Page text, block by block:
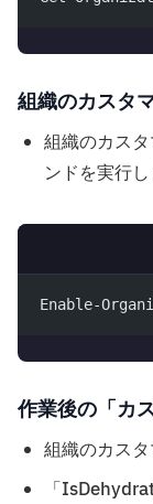
組織のカスタ
組織のカス
ンドを実行し
Enable-
作業後の「カ
組織のカス
「